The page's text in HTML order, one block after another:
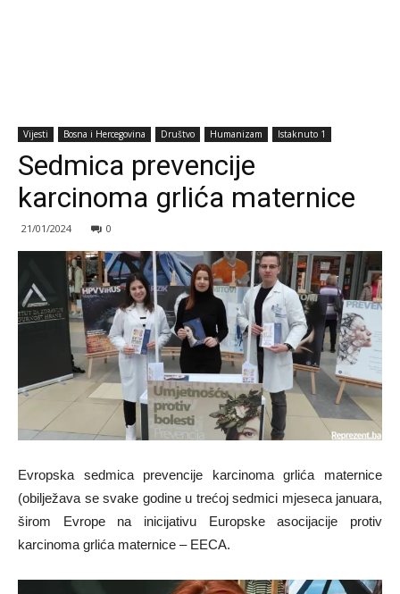
Vijesti Bosna i Hercegovina Društvo Humanizam Istaknuto 1
Sedmica prevencije
karcinoma grlića maternice
21/01/2024 0
Evropska sedmica prevencije karcinoma grlića maternice
(obilježava se svake godine u trećoj sedmici mjeseca januara,
širom Evrope na inicijativu Europske asocijacije protiv
karcinoma grlića maternice – EECA.